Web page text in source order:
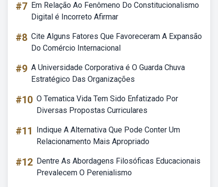
#7 Em Relação Ao Fenômeno Do Constitucionalismo
Digital é Incorreto Afirmar
#8 Cite Alguns Fatores Que Favoreceram A Expansão
Do Comércio Internacional
#9 A Universidade Corporativa é O Guarda Chuva
Estratégico Das Organizações
#10 O Tematica Vida Tem Sido Enfatizado Por
Diversas Propostas Curriculares
#11
Indique A Alternativa Que Pode Conter Um
Relacionamento Mais Apropriado
#12 Dentre As Abordagens Filosóficas Educacionais
Prevalecem O Perenialismo